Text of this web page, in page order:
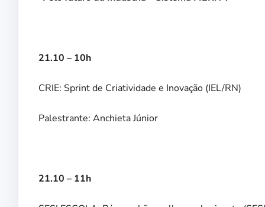
21.10 – 10h
CRIE: Sprint de Criatividade e Inovação (IEL/RN)
Palestrante: Anchieta Júnior
21.10 – 11h